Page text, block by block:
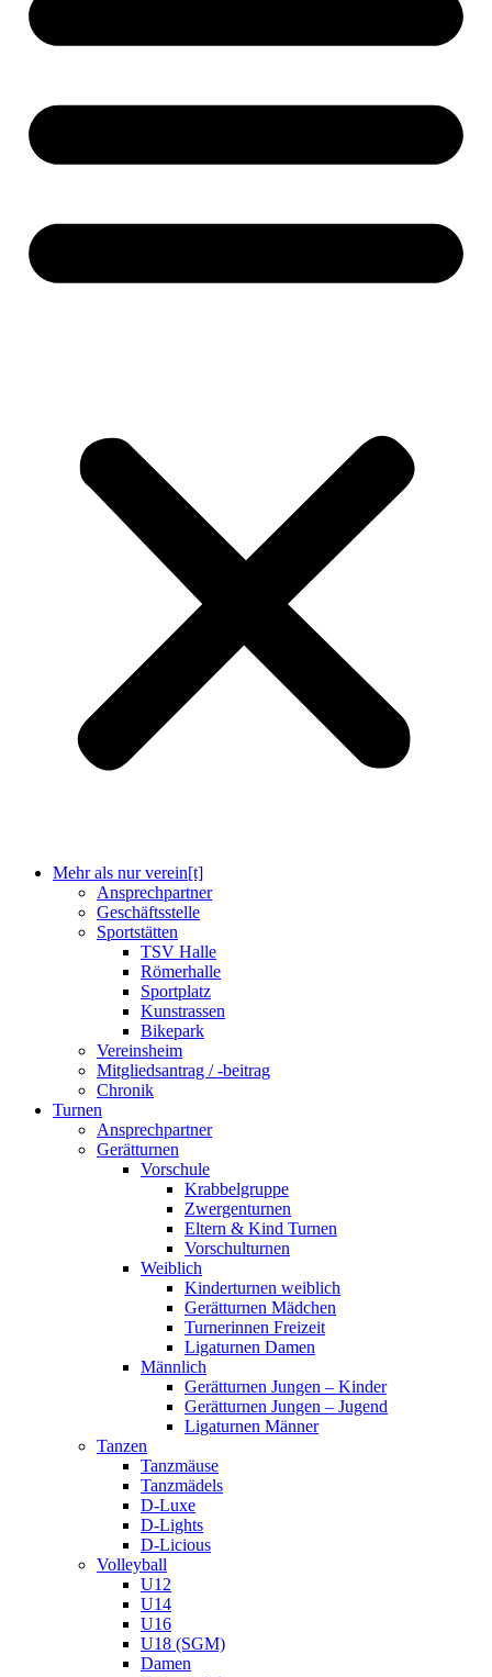
Mehr als nur verein[t]
Ansprechpartner
Geschäftsstelle
Sportstätten
TSV Halle
Römerhalle
Sportplatz
Kunstrassen
Bikepark
Vereinsheim
Mitgliedsantrag / -beitrag
Chronik
Turnen
Ansprechpartner
Gerätturnen
Vorschule
Krabbelgruppe
Zwergenturnen
Eltern & Kind Turnen
Vorschulturnen
Weiblich
Kinderturnen weiblich
Gerätturnen Mädchen
Turnerinnen Freizeit
Ligaturnen Damen
Männlich
Gerätturnen Jungen – Kinder
Gerätturnen Jungen – Jugend
Ligaturnen Männer
Tanzen
Tanzmäuse
Tanzmädels
D-Luxe
D-Lights
D-Licious
Volleyball
U12
U14
U16
U18 (SGM)
Damen